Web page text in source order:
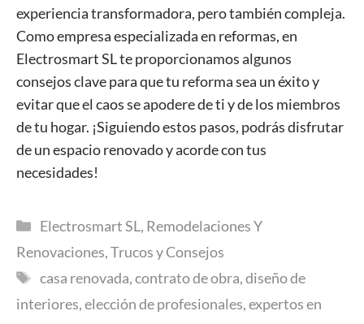
experiencia transformadora, pero también compleja.
Como empresa especializada en reformas, en
Electrosmart SL te proporcionamos algunos
consejos clave para que tu reforma sea un éxito y
evitar que el caos se apodere de ti y de los miembros
de tu hogar. ¡Siguiendo estos pasos, podrás disfrutar
de un espacio renovado y acorde con tus
necesidades!
Categorías
Electrosmart SL, Remodelaciones Y
Renovaciones,Trucos y Consejos
Etiquetas
casa renovada,contrato de obra,diseño de
interiores,elección de profesionales,expertos en